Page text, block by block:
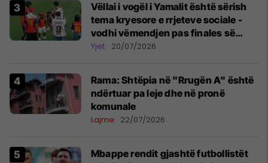
Vëllai i vogël i Yamalit është sërish
tema kryesore e rrjeteve sociale -
vodhi vëmendjen pas finales së
Kupës së Botës
Yjet 20/07/2026
Rama: Shtëpia në "Rrugën A" është
ndërtuar pa leje dhe në pronë
komunale
Lajme 22/07/2026
Mbappe rendit gjashtë futbollistët